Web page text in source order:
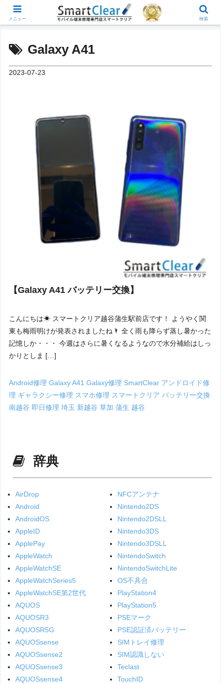
Galaxy A41
2023-07-23
【Galaxy A41 バッテリー交換】
こんにちは☀ スマートクリア越谷蒲生駅前店です！ ようやく関
東も梅雨明けが発表されましたね🌂 全く雨も降らず蒸し暑かった
記憶しか・・・ 今週はさらに暑くなるようなので水分補給はしっ
かりとしま […]
Android修理Galaxy A41Galaxy修理 SmartClear アンドロイド修
理 ギャラクシー修理 スマホ修理 スマートクリアバッテリー交換
南越谷 即日修理埼玉 新越谷草加蒲生 越谷
辞典
AirDrop
Android
AndroidOS
AppleID
ApplePay
AppleWatch
AppleWatchSE
AppleWatchSeries5
AppleWatchSE第2世代
AQUOS
AQUOSR3
AQUOSR5G
AQUOSsense
AQUOSsense2
AQUOSsense3
AQUOSsense4
NFCアンテナ
Nintendo2DS
Nintendo2DSLL
Nintendo3DS
Nintendo3DSLL
NintendoSwitch
NintendoSwitchLite
OS不具合
PlayStation4
PlayStation5
PSEマーク
PSE認証済バッテリー
SIMトレイ修理
SIM認識しない
Teclast
TouchID
メニュー 検索